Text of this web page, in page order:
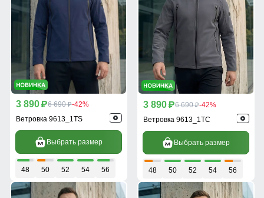
3 890 p6 690 p-42%
Ветровка 9613_1TS
Выбрать размер
48 50 52 54 56
3 890 p6 690 p-42%
Ветровка 9613_1TC
Выбрать размер
48 50 52 54 56